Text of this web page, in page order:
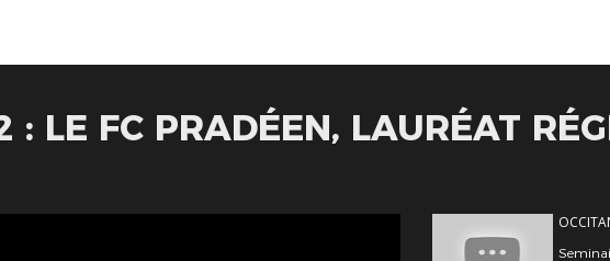
: LE FC PRADÉEN, LAURÉAT